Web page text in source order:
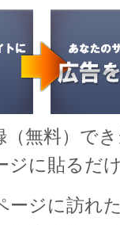
（無料）で
ジに貼るだけ
ージに訪れ